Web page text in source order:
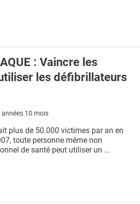
: Vaincre les
les défibrillateurs
années 10 mois
plus de 50.000 victimes par an en
toute personne même non
de santé peut utiliser un ...